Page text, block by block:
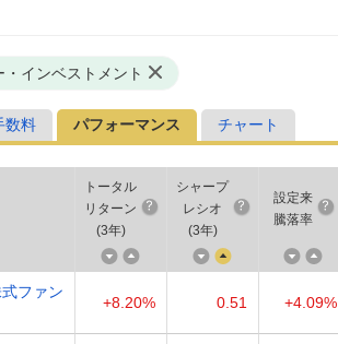
インベストメント
数料 パフォーマンス チャート
トータル
リターン
(3年)
シャープ
レシオ
(3年)
設定来
騰落率
ファン
+8.20% 0.51 +4.09%